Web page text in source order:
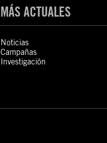
MÁS ACTUALES
Noticias
Campañas
Investigación